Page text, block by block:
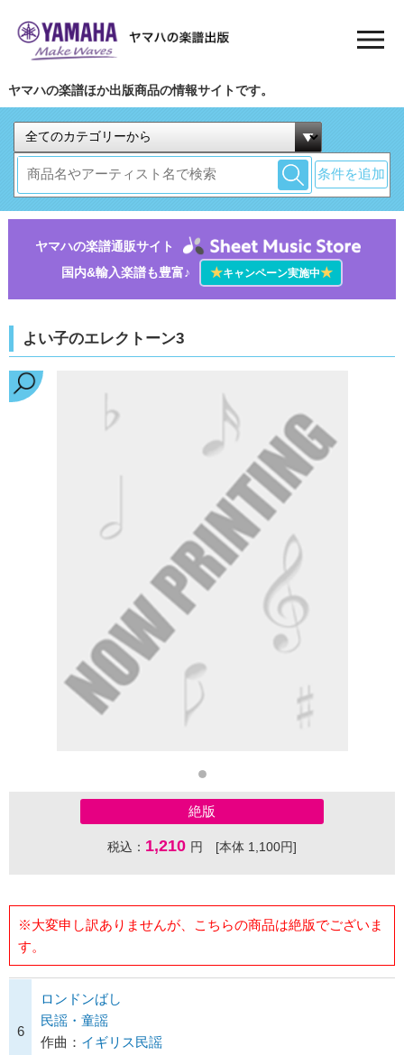
ヤマハの楽譜ほか出版商品の情報サイトです。
条件を追加
ヤマハの楽譜通販サイト
国内&輸入楽譜も豊富♪
★キャンペーン実施中★
よい子のエレクトーン3
絶版
税込： 1,210 円 [本体 1,100円]
※大変申し訳ありませんが、こちらの商品は絶版でございま
す。
6
ロンドンばし
民謡・童謡
作曲： イギリス民謡